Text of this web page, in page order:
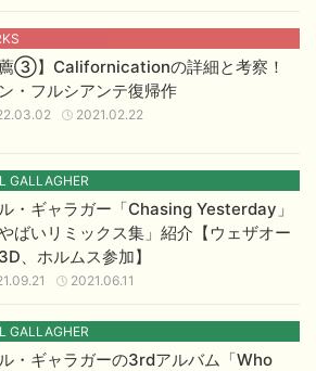
薦③】Californicationの詳細と考察！
・フルシアンテ復帰作
2021.02.22
GALLAGHER
・ギャラガー「Chasing Yesterday」
ばいリミックス集」紹介【ウェザオー
、ホルムス参加】
2021.06.11
GALLAGHER
・ギャラガーの3rdアルバム「Who